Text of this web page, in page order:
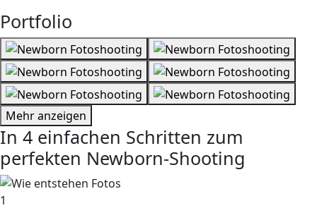
Portfolio
Mehr anzeigen
In 4 einfachen Schritten zum
perfekten Newborn-Shooting
1